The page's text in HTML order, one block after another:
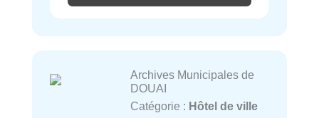
Archives Municipales de
DOUAI
Catégorie : Hôtel de ville